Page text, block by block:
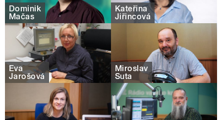
Dominik
Mačas
Kateřina
Jiřincová
Eva
Jarošová
Miroslav
Šuta